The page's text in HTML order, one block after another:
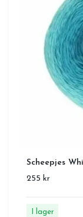
Scheepjes
255 kr
I lager